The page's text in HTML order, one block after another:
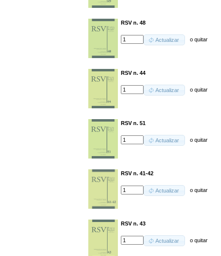
RSV n. 48
Actualizar oquitar
RSV n. 44
Actualizar oquitar
RSV n. 51
Actualizar oquitar
RSV n. 41-42
Actualizar oquitar
RSV n. 43
Actualizar oquitar